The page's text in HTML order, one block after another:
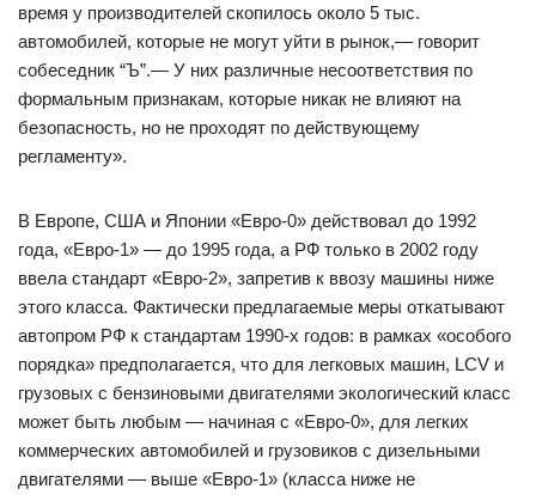
время у производителей скопилось около 5 тыс.
автомобилей, которые не могут уйти в рынок,— говорит
собеседник “Ъ”.— У них различные несоответствия по
формальным признакам, которые никак не влияют на
безопасность, но не проходят по действующему
регламенту».
В Европе, США и Японии «Евро-0» действовал до 1992
года, «Евро-1» — до 1995 года, а РФ только в 2002 году
ввела стандарт «Евро-2», запретив к ввозу машины ниже
этого класса. Фактически предлагаемые меры откатывают
автопром РФ к стандартам 1990-х годов: в рамках «особого
порядка» предполагается, что для легковых машин, LCV и
грузовых с бензиновыми двигателями экологический класс
может быть любым — начиная с «Евро-0», для легких
коммерческих автомобилей и грузовиков с дизельными
двигателями — выше «Евро-1» (класса ниже не